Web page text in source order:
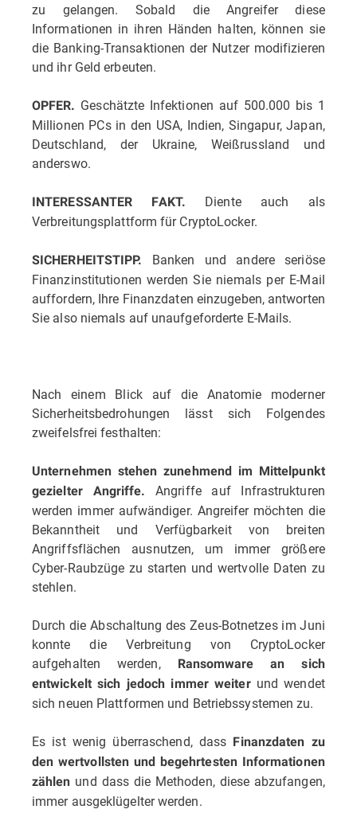
zu gelangen. Sobald die Angreifer diese
Informationen in ihren Händen halten, können sie
die Banking-Transaktionen der Nutzer modifizieren
und ihr Geld erbeuten.
OPFER. Geschätzte Infektionen auf 500.000 bis 1
Millionen PCs in den USA, Indien, Singapur, Japan,
Deutschland, der Ukraine, Weißrussland und
anderswo.
INTERESSANTER FAKT. Diente auch als
Verbreitungsplattform für CryptoLocker.
SICHERHEITSTIPP.
Banken und andere seriöse
Finanzinstitutionen werden Sie niemals per E-Mail
auffordern, Ihre Finanzdaten einzugeben, antworten
Sie also niemals auf unaufgeforderte E-Mails.
Nach einem Blick auf die Anatomie moderner
Sicherheitsbedrohungen lässt sich Folgendes
zweifelsfrei festhalten:
Unternehmen stehen zunehmend im Mittelpunkt
gezielter Angriffe.
Angriffe auf Infrastrukturen
werden immer aufwändiger. Angreifer möchten die
Bekanntheit und Verfügbarkeit von breiten
Angriffsflächen ausnutzen, um immer größere
Cyber-Raubzüge zu starten und wertvolle Daten zu
stehlen.
Durch die Abschaltung des Zeus-Botnetzes im Juni
konnte die Verbreitung von CryptoLocker
aufgehalten werden,
Ransomware an sich
entwickelt sich jedoch immer weiterund wendet
sich neuen Plattformen und Betriebssystemen zu.
Es ist wenig überraschend, dass Finanzdaten zu
den wertvollsten und begehrtesten Informationen
zählen und dass die Methoden, diese abzufangen,
immer ausgeklügelter werden.